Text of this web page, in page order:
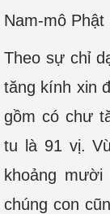
Nam-mô
Theo sự chỉ
tăng kính xin
gồm có chư
tu là 91 vị.
khoảng
chúng con